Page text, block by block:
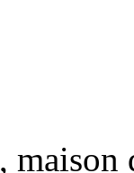
, maison